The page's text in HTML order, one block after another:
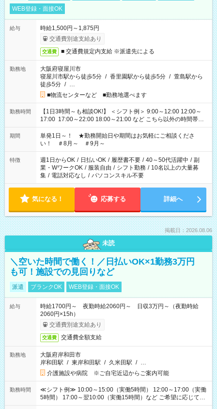
WEB登録・面接OK
給与
時給1,500円～1,875円
交通費別途支給あり
交通費 ■ 交通費規定内支給 ※派遣先による
勤務地
大阪府寝屋川市
寝屋川市駅から徒歩5分 / 香里園駅から徒歩5分 / 萱島駅から
徒歩5分 / …
■物流センターなど ■勤務地選べます
勤務時間
【1日3時間～も相談OK!】 ＜シフト例＞ 9:00～12:00 12:00～
17:00 17:00～22:00 18:00～21:00 など こちら以外の時間帯も
お気軽にご相談ください！
期間
単発1日～！ ★勤務開始日や期間はお気軽にご相談くださ
い！ ＃8月～ ＃9月～
特徴 週1日からOK / 日払いOK / 履歴書不要 / 40～50代活躍中 / 副
業・WワークOK / 服装自由 / シフト勤務 / 10名以上の大量募
集 / 電話対応なし / パソコンスキル不要
気になる！ 応募する 詳細へ
掲載日：2026.08.06
未読
＼空いた時間で働く！／日払いOK×1勤務3万円
も可！施設での見回りなど
派遣 ブランクOK WEB登録・面接OK
給与
時給1700円～ 夜勤時給2060円～ 日収3万円～（夜勤時給
2060円×15h）
交通費別途支給あり
交通費 交通費全額支給
勤務地
大阪府岸和田市
岸和田駅 / 東岸和田駅 / 久米田駅 / …
介護施設や病院 ※ご自宅近辺からご案内可能
勤務時間
≪シフト例≫ 10:00～15:00（実働5時間） 12:00～17:00（実働
5時間） 17:00～翌10:00（実働15時間）など ご希望に応じて、
働く時間は調整できます！ お気軽に担当へ相談ください！